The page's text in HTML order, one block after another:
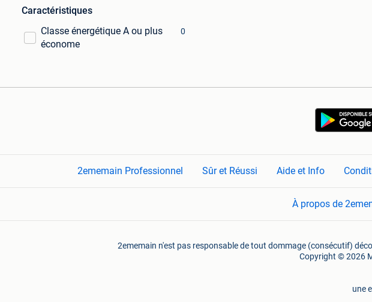
Caractéristiques
Classe énergétique A ou plus
économe
0
2ememain Professionnel Sûr et Réussi Aide et Info
À propos de
2ememain n'est pas responsable de tout dommage (consécutif)
Copyright © 2026
une